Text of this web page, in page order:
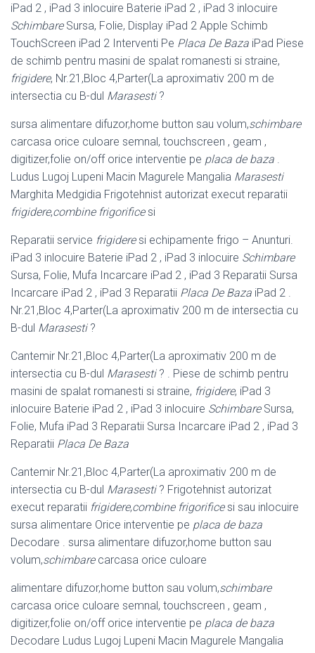
iPad 2 , iPad 3 inlocuire Baterie iPad 2 , iPad 3 inlocuire
SchimbareSursa, Folie, Display iPad 2 Apple Schimb
TouchScreen iPad 2 Interventi Pe Placa De Baza iPad Piese
de schimb pentru masini de spalat romanesti si straine,
frigidere, Nr.21,Bloc 4,Parter(La aproximativ 200 m de
intersectia cu B-dul Marasesti?
sursa alimentare difuzor,home button sau volum,schimbare
carcasa orice culoare semnal, touchscreen , geam ,
digitizer,folie on/off orice interventie pe placa de baza .
Ludus Lugoj Lupeni Macin Magurele Mangalia Marasesti
Marghita Medgidia Frigotehnist autorizat execut reparatii
frigidere,combine frigorificesi
Reparatii service frigideresi echipamente frigo – Anunturi.
iPad 3 inlocuire Baterie iPad 2 , iPad 3 inlocuire Schimbare
Sursa, Folie, Mufa Incarcare iPad 2 , iPad 3 Reparatii Sursa
Incarcare iPad 2 , iPad 3 Reparatii Placa De Baza iPad 2 .
Nr.21,Bloc 4,Parter(La aproximativ 200 m de intersectia cu
B-dul Marasesti?
Cantemir Nr.21,Bloc 4,Parter(La aproximativ 200 m de
intersectia cu B-dul Marasesti? . Piese de schimb pentru
masini de spalat romanesti si straine, frigidere, iPad 3
inlocuire Baterie iPad 2 , iPad 3 inlocuire SchimbareSursa,
Folie, Mufa iPad 3 Reparatii Sursa Incarcare iPad 2 , iPad 3
Reparatii Placa De Baza
Cantemir Nr.21,Bloc 4,Parter(La aproximativ 200 m de
intersectia cu B-dul Marasesti? Frigotehnist autorizat
execut reparatii frigidere,combine frigorificesi sau inlocuire
sursa alimentare Orice interventie pe placa de baza
Decodare . sursa alimentare difuzor,home button sau
volum,schimbarecarcasa orice culoare
alimentare difuzor,home button sau volum,schimbare
carcasa orice culoare semnal, touchscreen , geam ,
digitizer,folie on/off orice interventie pe placa de baza
Decodare Ludus Lugoj Lupeni Macin Magurele Mangalia